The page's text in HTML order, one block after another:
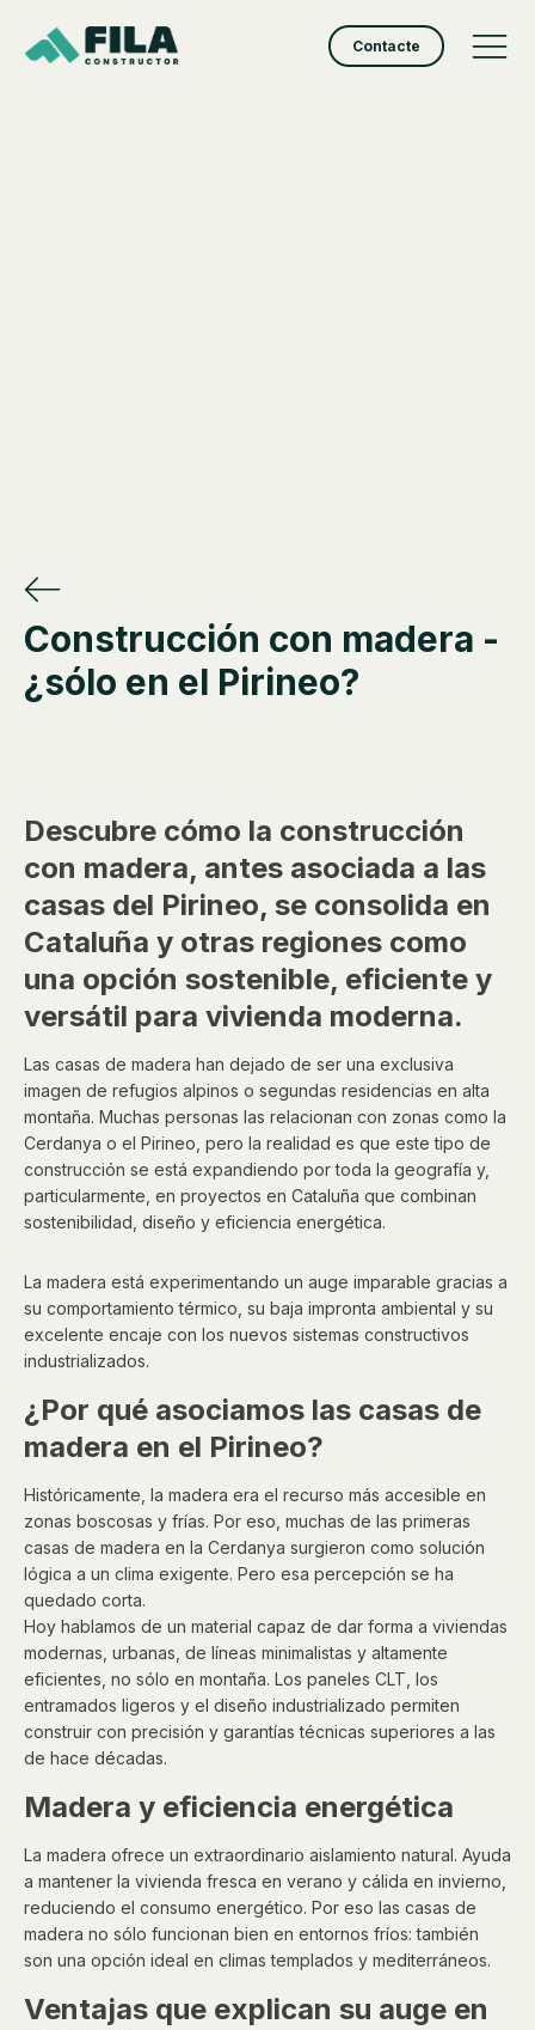
Contacte
Construcción con madera -
¿sólo en el Pirineo?
Descubre cómo la construcción
con madera, antes asociada a las
casas del Pirineo, se consolida en
Cataluña y otras regiones como
una opción sostenible, eficiente y
versátil para vivienda moderna.
Las casas de madera han dejado de ser una exclusiva
imagen de refugios alpinos o segundas residencias en alta
montaña. Muchas personas las relacionan con zonas como la
Cerdanya o el Pirineo, pero la realidad es que este tipo de
construcción se está expandiendo por toda la geografía y,
particularmente, en proyectos en Cataluña que combinan
sostenibilidad, diseño y eficiencia energética.
La madera está experimentando un auge imparable gracias a
su comportamiento térmico, su baja impronta ambiental y su
excelente encaje con los nuevos sistemas constructivos
industrializados.
¿Por qué asociamos las casas de
madera en el Pirineo?
Históricamente, la madera era el recurso más accesible en
zonas boscosas y frías. Por eso, muchas de las primeras
casas de madera en la Cerdanya surgieron como solución
lógica a un clima exigente. Pero esa percepción se ha
quedado corta.
Hoy hablamos de un material capaz de dar forma a viviendas
modernas, urbanas, de líneas minimalistas y altamente
eficientes, no sólo en montaña. Los paneles CLT, los
entramados ligeros y el diseño industrializado permiten
construir con precisión y garantías técnicas superiores a las
de hace décadas.
Madera y eficiencia energética
La madera ofrece un extraordinario aislamiento natural. Ayuda
a mantener la vivienda fresca en verano y cálida en invierno,
reduciendo el consumo energético. Por eso las casas de
madera no sólo funcionan bien en entornos fríos: también
son una opción ideal en climas templados y mediterráneos.
Ventajas que explican su auge en